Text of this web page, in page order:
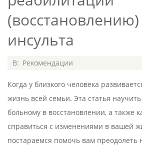
инсульта
2020-
08
В: Рекомендации
Когда у близкого человека
жизнь всей семьи. Эта статья
больному в восстановлении, а также
справиться с изменениями в вашей
постараемся помочь вам преодолеть